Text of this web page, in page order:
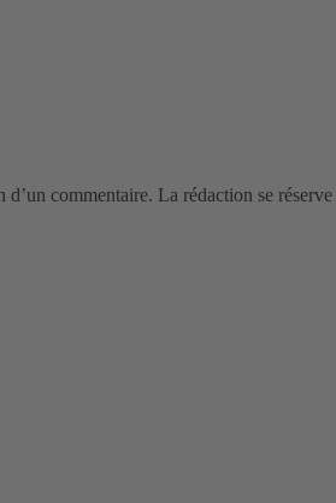
commentaire. La rédaction se